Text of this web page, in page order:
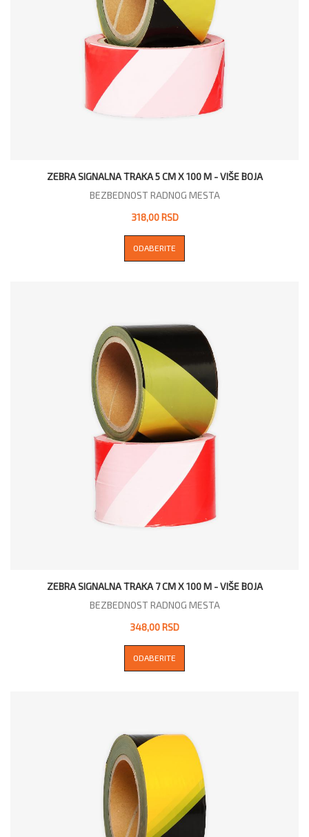
ZEBRA SIGNALNA TRAKA 5 CM X 100 M - VIŠE BOJA
BEZBEDNOST RADNOG MESTA
318,00 RSD
ODABERITE
ZEBRA SIGNALNA TRAKA 7 CM X 100 M - VIŠE BOJA
BEZBEDNOST RADNOG MESTA
348,00 RSD
ODABERITE